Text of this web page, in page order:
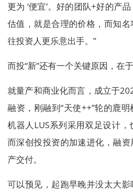
更为 ‘便宜’。好的团队+好的产
估值，就是合理的价格，而知
往投资人更乐意出手。”
而投“新”还有一个关键原因，在
就量产和商业化而言，成立于
融资，刚融到“天使++”轮的鹿
机器人LUS系列采用双足设计，
而深创投投资的加速进化，融
产交付。
可以预见，起跑早晚并没太大